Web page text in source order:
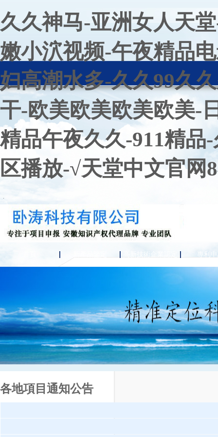
久久神马-亚洲女人天
嫩小泬视频-午夜精品
妇高潮水多-久久99久
干-欧美欧美欧美欧美-
精品午夜久久-911精品
区播放-√天堂中文官网
.
高新技術企業認定 專利
各地項目通知公告